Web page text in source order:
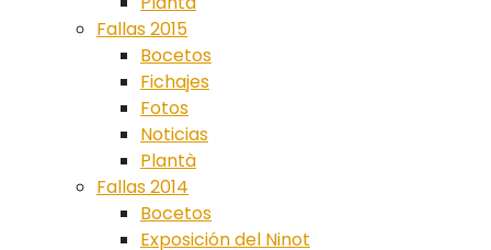
Fallas 2015
Bocetos
Fichajes
Fotos
Noticias
Plantà
Fallas 2014
Bocetos
Exposición del Ninot